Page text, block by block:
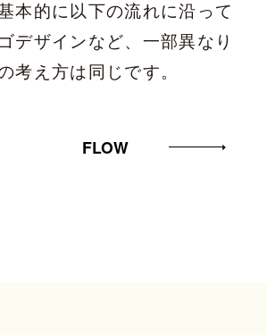
本的に以下の流れに沿って
デザインなど、一部異なり
考え方は同じです。
FLOW